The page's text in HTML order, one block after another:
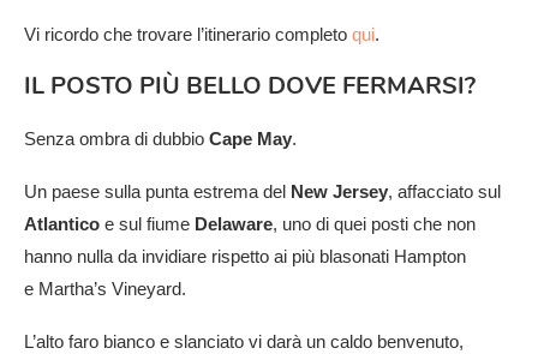
Vi ricordo che trovare l’itinerario completo qui.
IL POSTO PIÙ BELLO DOVE FERMARSI?
Senza ombra di dubbio Cape May.
Un paese sulla punta estrema del New Jersey, affacciato sul
Atlantico e sul fiume Delaware, uno di quei posti che non
hanno nulla da invidiare rispetto ai più blasonati Hampton
e Martha’s Vineyard.
L’alto faro bianco e slanciato vi darà un caldo benvenuto,